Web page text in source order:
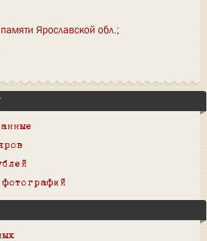
Ярославской обл.